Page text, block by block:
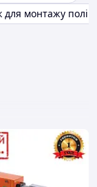
для монтажу